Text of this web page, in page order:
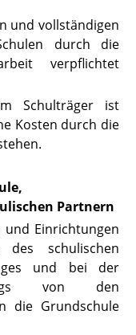
und vollständigen
durch die
verpflichtet
Schulträger ist
Kosten durch die
Partnern
und Einrichtungen
schulischen
und bei der
von den
die Grundschule